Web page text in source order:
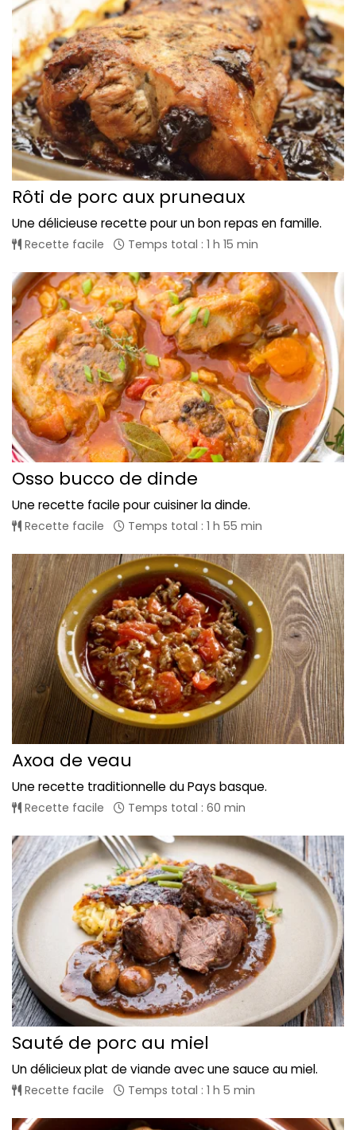
Rôti de porc aux pruneaux
Une délicieuse recette pour un bon repas en famille.
Recette facile Temps total : 1 h 15 min
Osso bucco de dinde
Une recette facile pour cuisiner la dinde.
Recette facile Temps total : 1 h 55 min
Axoa de veau
Une recette traditionnelle du Pays basque.
Recette facile Temps total : 60 min
Sauté de porc au miel
Un délicieux plat de viande avec une sauce au miel.
Recette facile Temps total : 1 h 5 min